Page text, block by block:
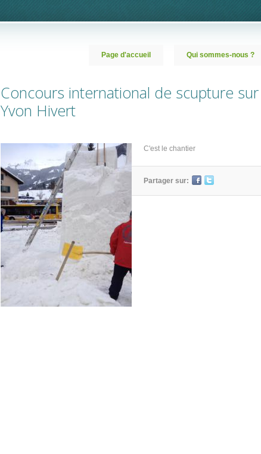
Page d'accueil Qui sommes-nous ?
Concours international de scupture
Yvon Hivert
C'est le chantier
Partager sur: